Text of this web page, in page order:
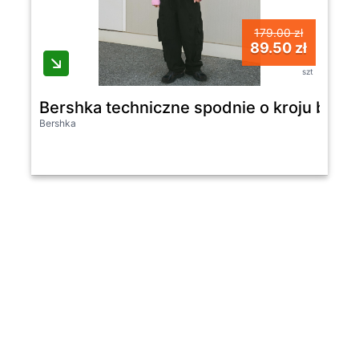
179.00 zł
89.50 zł
szt
Bershka techniczne spodnie o kroju
Bershka